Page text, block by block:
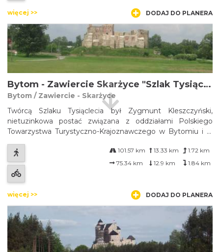
więcej >> DODAJ DO PLANERA
Bytom - Zawiercie Skarżyce "Szlak Tysiąclecia"
Bytom / Zawiercie - Skarżyce
Twórcą Szlaku Tysiąclecia był Zygmunt Kleszczyński,
nietuzinkowa postać związana z oddziałami Polskiego
Towarzystwa Turystyczno-Krajoznawczego w Bytomiu i w
Bytomiu zamieszkał po II wojnie światowej. Na Śląsku
zdobył uznanie jako przewodnik tury...
101.57 km 13.33 km
1.72 km
75.34 km
12.9 km 1.84 km
więcej >> DODAJ DO PLANERA